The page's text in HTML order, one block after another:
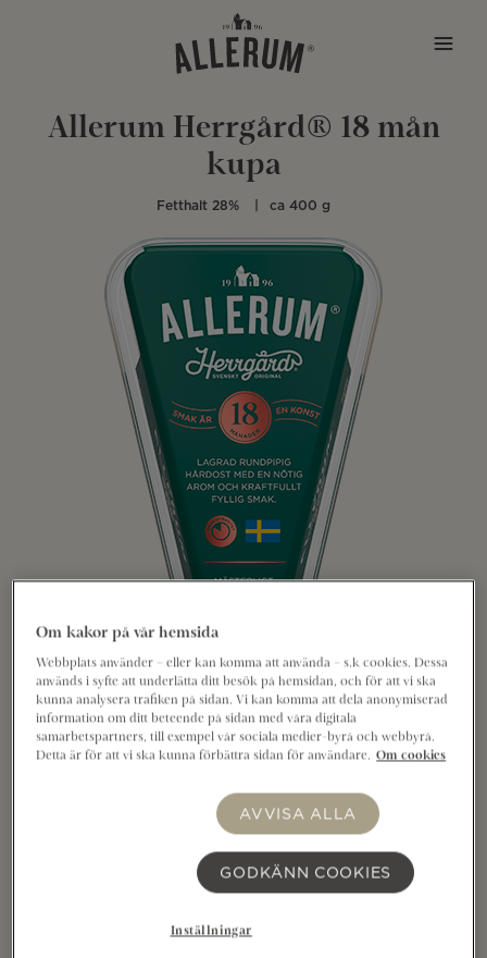
Allerum Herrgård® 18 mån
kupa
Fetthalt 28% ca 400 g
fetthalt är långlagrad i hela 18 månader. Fylligheten
och den typiska nötigheten är bevarad och
karaktären är starkare och mer kraftfull, vilket gör
den lika perfekt på ett gott bröd som till ett glas vin.
praktiska förpackningen är enkel och bekväm att
Om kakor på vår hemsida
Webbplats använder – eller kan komma att använda – s.k cookies. Dessa
används i syfte att underlätta ditt besök på hemsidan, och för att vi ska
kunna analysera trafiken på sidan. Vi kan komma att dela anonymiserad
information om ditt beteende på sidan med våra digitala
samarbetspartners, till exempel vår sociala medier-byrå och webbyrå.
Detta är för att vi ska kunna förbättra sidan för användare. Om cookies
AVVISA ALLA
GODKÄNN COOKIES
Inställningar